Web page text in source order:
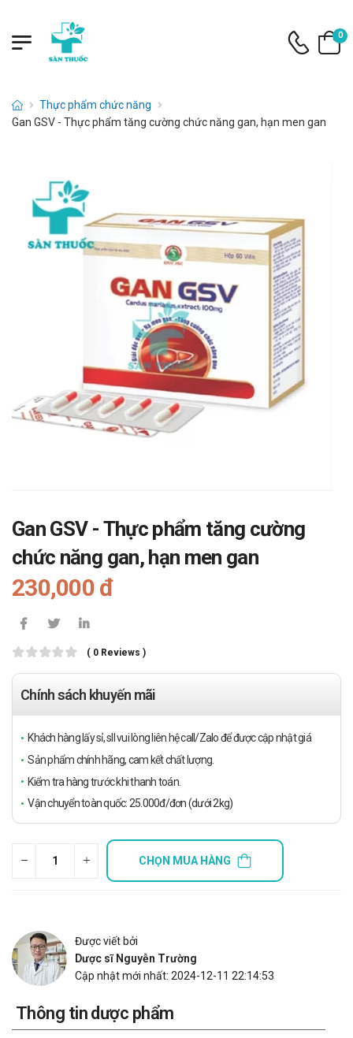
0
Thực phẩm chức năng
Gan GSV - Thực phẩm tăng cường chức năng gan, hạn men gan
Gan GSV - Thực phẩm tăng cường
chức năng gan, hạn men gan
230,000 đ
( 0 Reviews )
Chính sách khuyến mãi
Khách hàng lấy sỉ, sll vui lòng liên hệ call/Zalo để được cập nhật giá
Sản phẩm chính hãng, cam kết chất lượng.
Kiểm tra hàng trước khi thanh toán.
Vận chuyển toàn quốc: 25.000đ/đơn (dưới 2kg)
CHỌN MUA HÀNG
Được viết bởi
Dược sĩ Nguyễn Trường
Cập nhật mới nhất: 2024-12-11 22:14:53
Thông tin dược phẩm